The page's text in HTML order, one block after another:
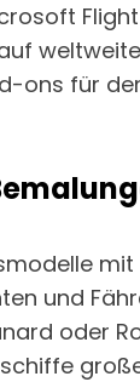
ons für
und
oder